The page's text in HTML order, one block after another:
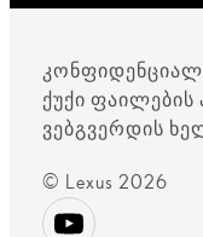
ქუქი ფაილების
ვებგვერდის
© Lexus 2026